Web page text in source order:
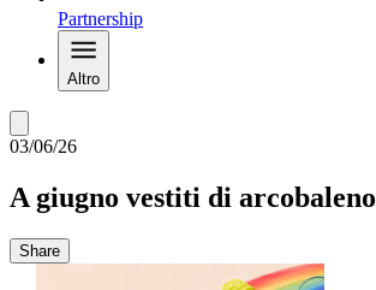
Partnership
Altro
03/06/26
A giugno vestiti di arcobaleno
Share